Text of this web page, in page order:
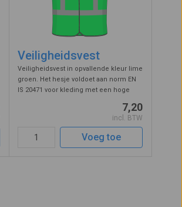
Veiligheidsvest
Veiligheidsvest in opvallende kleur lime
groen. Het hesje voldoet aan norm EN
IS 20471 voor kleding met een hoge
donker erg goed op. Het hesje ...
7,20
incl. BTW
Voeg toe